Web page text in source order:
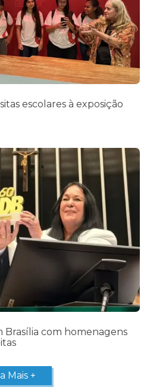
escolares à exposição
Brasília com homenagens
Mais +